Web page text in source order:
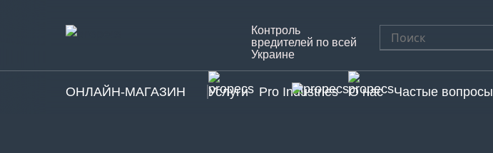
Контроль
вредителей по всей
Украине
Найти:
ОНЛАЙН-МАГАЗИН Услуги Pro Industries О нас Частые вопросы